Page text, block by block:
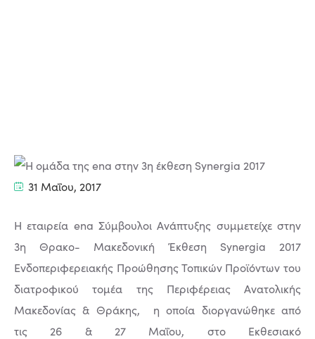
31 Μαΐου, 2017
H εταιρεία ena Σύμβουλοι Ανάπτυξης συμμετείχε στην
3η Θρακο- Μακεδονική Έκθεση Synergia 2017
Ενδοπεριφερειακής Προώθησης Τοπικών Προϊόντων του
διατροφικού τομέα της Περιφέρειας Ανατολικής
Μακεδονίας & Θράκης, η οποία διοργανώθηκε από
τις 26 & 27 Μαΐου, στο Εκθεσιακό